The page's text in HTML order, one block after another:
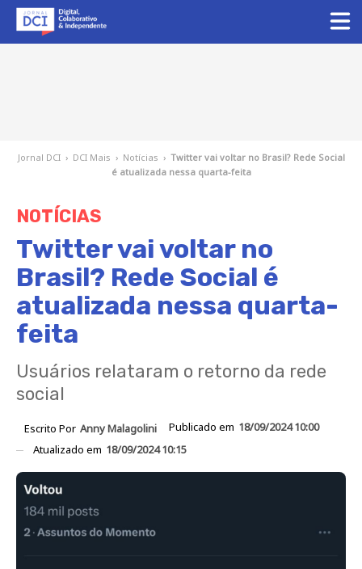
Jornal DCI › DCI Mais › Notícias › Twitter vai voltar no Brasil? Rede Social
é atualizada nessa quarta-feita
NOTÍCIAS
Twitter vai voltar no
Brasil? Rede Social é
atualizada nessa quarta-
feita
Usuários relataram o retorno da rede
social
Escrito Por Anny Malagolini Publicado em 18/09/2024 10:00
Atualizado em 18/09/2024 10:15